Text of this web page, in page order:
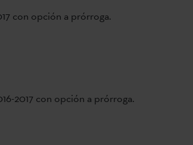
con opción a prórroga.
2017 con opción a prórroga.